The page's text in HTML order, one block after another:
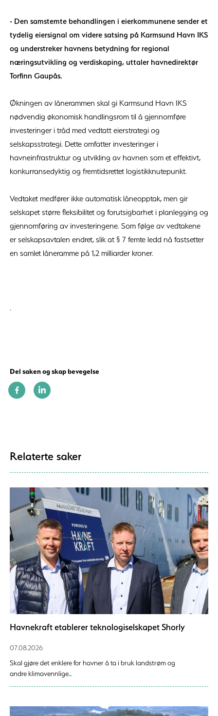
- Den samstemte behandlingen i eierkommunene sender et
tydelig eiersignal om videre satsing på Karmsund Havn IKS
og understreker havnens betydning for regional
næringsutvikling og verdiskaping, uttaler havnedirektør
Torfinn Gaupås.
Økningen av lånerammen skal gi Karmsund Havn IKS
nødvendig økonomisk handlingsrom til å gjennomføre
investeringer i tråd med vedtatt eierstrategi og
selskapsstrategi. Dette omfatter investeringer i
havneinfrastruktur og utvikling av havnen som et effektivt,
konkurransedyktig og fremtidsrettet logistikknutepunkt.
Vedtaket medfører ikke automatisk låneopptak, men gir
selskapet større fleksibilitet og forutsigbarhet i planlegging og
gjennomføring av investeringene. Som følge av vedtakene
er selskapsavtalen endret, slik at § 7 femte ledd nå fastsetter
en samlet låneramme på 1,2 milliarder kroner.
.
Del saken og skap bevegelse
Relaterte saker
Havnekraft etablerer teknologiselskapet Shorly
07.08.2026
Skal gjøre det enklere for havner å ta i bruk landstrøm og
andre klimavennlige...